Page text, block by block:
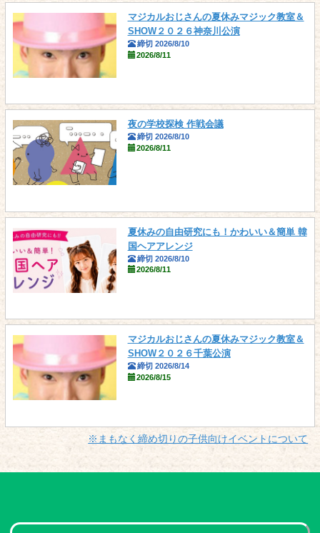
マジカルおじさんの夏休みマジック教室＆
SHOW２０２６神奈川公演
締切 2026/8/10
2026/8/11
夜の学校探検 作戦会議
締切 2026/8/10
2026/8/11
夏休みの自由研究にも！かわいい＆簡単 韓
国ヘアアレンジ
締切 2026/8/10
2026/8/11
マジカルおじさんの夏休みマジック教室＆
SHOW２０２６千葉公演
締切 2026/8/14
2026/8/15
※まもなく締め切りの子供向けイベントについて